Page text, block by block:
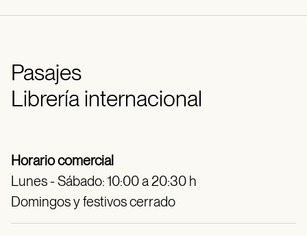
Pasajes
Librería internacional
Horario comercial
Lunes - Sábado: 10:00 a 20:30 h
Domingos y festivos cerrado